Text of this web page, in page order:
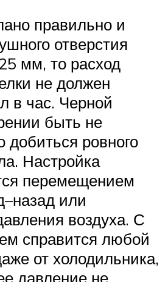
правильно и
отверстия
мм, то расход
не должен
в час. Черной
быть не
добиться ровного
Настройка
перемещением
или
воздуха. С
справится любой
от холодильника,
давление не